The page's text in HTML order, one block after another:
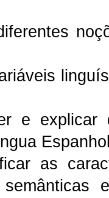
e
as
semânticas